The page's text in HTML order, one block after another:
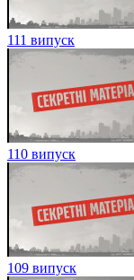
111 випуск
110 випуск
109 випуск